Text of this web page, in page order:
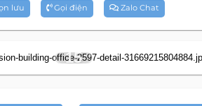
lưu Gọi điện Zalo Chat
15